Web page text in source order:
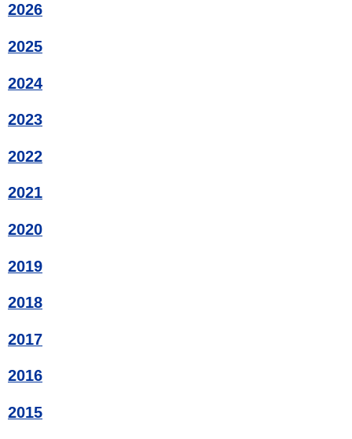
2026
2025
2024
2023
2022
2021
2020
2019
2018
2017
2016
2015